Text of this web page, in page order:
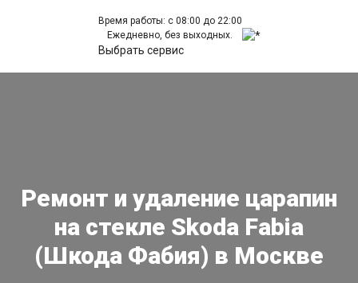
Время работы: с 08:00 до 22:00
Ежедневно, без выходных.
Выбрать сервис
Ремонт и удаление царапин
на стекле Skoda Fabia
(Шкода Фабия) в Москве